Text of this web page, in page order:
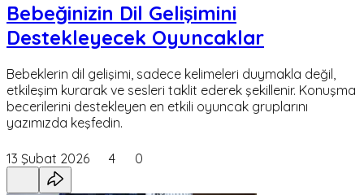
Bebeğinizin Dil Gelişimini
Destekleyecek Oyuncaklar
Bebeklerin dil gelişimi, sadece kelimeleri duymakla değil,
etkileşim kurarak ve sesleri taklit ederek şekillenir. Konuşma
becerilerini destekleyen en etkili oyuncak gruplarını
yazımızda keşfedin.
13 Şubat 2026 4 0